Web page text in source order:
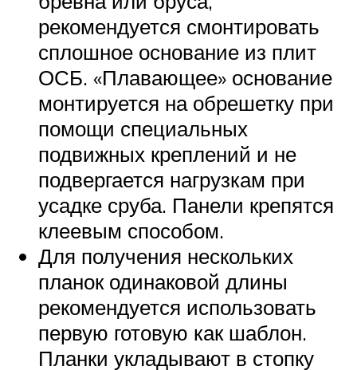
рекомендуется смонтировать
сплошное основание из плит
ОСБ. «Плавающее» основание
монтируется на обрешетку при
помощи специальных
подвижных креплений и не
подвергается нагрузкам при
усадке сруба. Панели крепятся
клеевым способом.
Для получения нескольких
планок одинаковой длины
рекомендуется использовать
первую готовую как шаблон.
Планки укладывают в стопку